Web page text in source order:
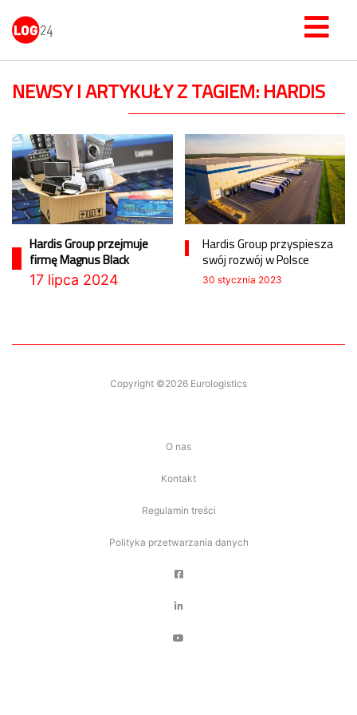
NEWSY I ARTYKUŁY Z TAGIEM: HARDIS
Hardis Group przejmuje
firmę Magnus Black
17 lipca 2024
Hardis Group przyspiesza
swój rozwój w Polsce
30 stycznia 2023
Copyright ©2026 Eurologistics
O nas
Kontakt
Regulamin treści
Polityka przetwarzania danych